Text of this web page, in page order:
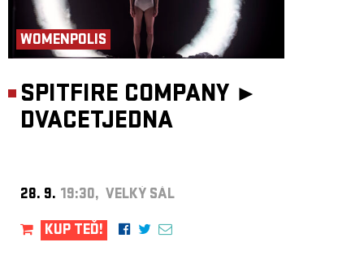
WOMENPOLIS
SPITFIRE COMPANY ►
DVACETJEDNA
28. 9. 19:30, VELKÝ SÁL
KUP TEĎ!